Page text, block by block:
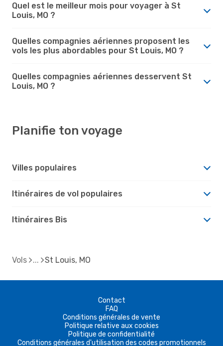
Quel est le meilleur mois pour voyager à St
Louis, MO ?
Quelles compagnies aériennes proposent les
vols les plus abordables pour St Louis, MO ?
Quelles compagnies aériennes desservent St
Louis, MO ?
Planifie ton voyage
Villes populaires
Itinéraires de vol populaires
Itinéraires Bis
Vols St Louis, MO
Contact
FAQ
Conditions générales de vente
Politique relative aux cookies
Politique de confidentialité
Conditions générales d'utilisation des codes promotionnels